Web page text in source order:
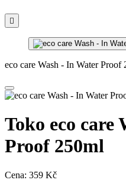

eco care Wash - In Water Proof
Toko eco care
Proof 250ml
Cena: 359 Kč